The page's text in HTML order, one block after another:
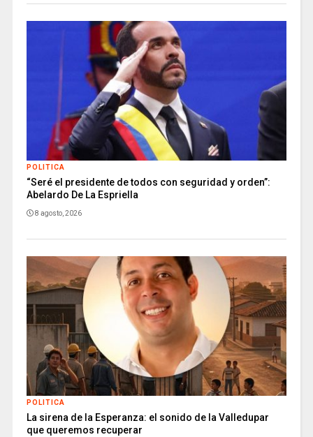
POLITICA
“Seré el presidente de todos con seguridad y orden”:
Abelardo De La Espriella
8 agosto, 2026
POLITICA
La sirena de la Esperanza: el sonido de la Valledupar
que queremos recuperar